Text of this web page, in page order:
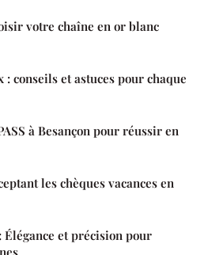
votre chaîne en or blanc
conseils et astuces pour chaque
à Besançon pour réussir en
les chèques vacances en
Élégance et précision pour